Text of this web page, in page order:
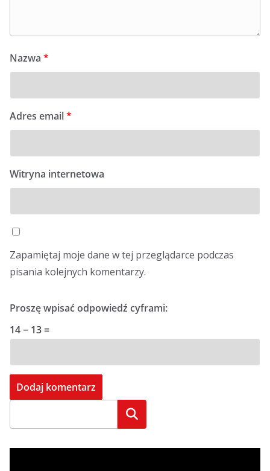
Nazwa *
Adres email*
Witryna internetowa
Zapamiętaj moje dane w tej przeglądarce podczas
pisania kolejnych komentarzy.
Proszę wpisać odpowiedź cyframi:
14 − 13 =
Szukaj